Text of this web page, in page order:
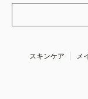
スキンケア メ